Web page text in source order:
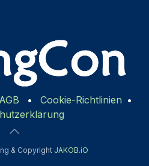
AGB • Cookie-Richtlinien •
& Copyright JAKOB.iO